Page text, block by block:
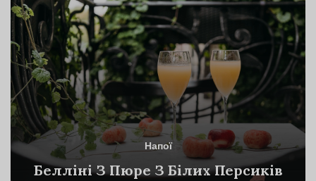
Напої
Белліні З Пюре З Білих Персиків